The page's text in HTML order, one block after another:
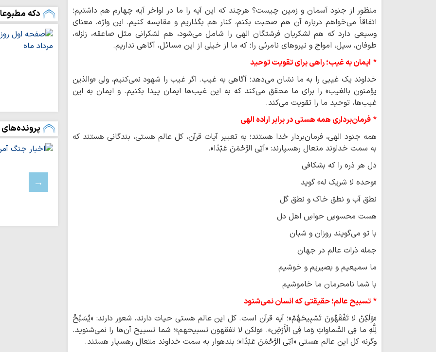
منظور از جنود آسمان و زمین چیست؟ هرچند که این آیه را ما در اواخر آیه چهارم هم داشتیم؛
اتفاقاً می‌خواهم درباره آن هم صحبت بکنم، کنار هم بگذاریم و مقایسه کنیم. این واژه، معنای
وسیعی دارد که هم لشکریان فرشتگان الهی را شامل می‌شود، هم لشکرانی مثل صاعقه، زلزله،
طوفان، سیل، امواج و نیروهای نامرئی را؛ که ما از خیلی از این مسائل، آگاهی نداریم.
* ایمان به غیب؛ راهی برای تقویت توحید
خداوند یک غیبی را به ما نشان می‌دهد؛ آگاهی به غیب. اگر غیب را شهود نمی‌کنیم، ولی «والذین
یؤمنون بالغیب» را برای ما محقق می‌کند که به این غیب‌ها ایمان پیدا بکنیم. و ایمان به این
غیب‌ها، توحید ما را تقویت می‌کند.
* فرمان‌برداری همه هستی در برابر اراده الهی
همه جنود الهی، فرمان‌بردار خدا هستند؛ به تعبیر آیات قرآن، کل عالم هستی، بندگانی هستند که
به سمت خداوند متعال رهسپارند: «آتِی الرَّحْمَنَ عَبْدًا».
دل هر ذره را که بشکافی
«وحده لا شریک له» گوید
نطق آب و نطق خاک و نطق گل
هست محسوسِ حواسِ اهل دل
با تو می‌گویند روزان و شبان
جمله ذرات عالم در جهان
ما سمیعیم و بصیریم و خوشیم
با شما نامحرمان ما خاموشیم
* تسبیح عالم؛ حقیقتی که انسان نمی‌شنود
«وَلَکِنْ لا تَفْقَهُونَ تَسْبِیحَهُمْ»؛ آیه قرآن است. کل این عالم هستی حیات دارند، شعور دارند: «یُسَبِّحُ
لِلَّهِ ما فِی السَّماواتِ وَما فِی الْأَرْضِ». «ولکن لا تفقهون تسبیحهم»؛ شما تسبیح آن‌ها را نمی‌شنوید.
وگرنه کل این عالم هستی «آتِی الرَّحْمَنَ عَبْدًا»؛ بندهوار به سمت خداوند متعال رهسپار هستند.
نفاق بود/ نسخه
رسالت رسانه‌های
«خبرنگاری سنتی»
سپاه: رسانه‌های
دروغ‌پراکنی دشمن
علمی و پیشرو است
اصحاب رسانه،
دکه
پرونده‌های